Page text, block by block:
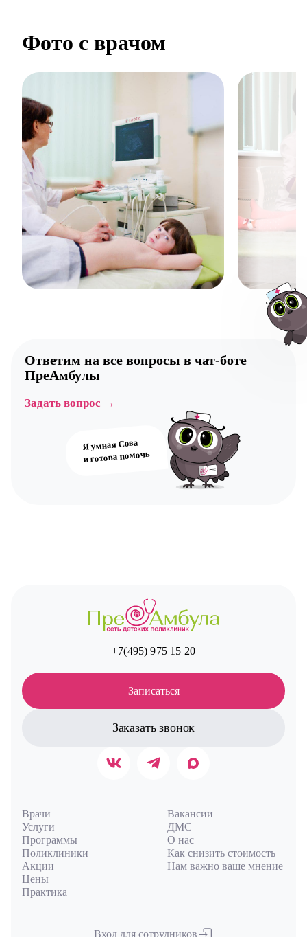
Фото с врачом
Ответим на все вопросы в чат-боте
ПреАмбулы
Задать вопрос →
Я умная Сова
и готова помочь
+7(495) 975 15 20
Записаться
Заказать звонок
Врачи
Услуги
Программы
Поликлиники
Акции
Цены
Практика
Вакансии
ДМС
О нас
Как снизить стоимость
Нам важно ваше мнение
Вход для сотрудников